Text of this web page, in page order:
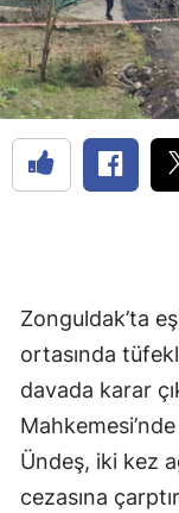
Zonguldak’ta
ortasında
davada karar
Ündeş, iki kez
cezasına